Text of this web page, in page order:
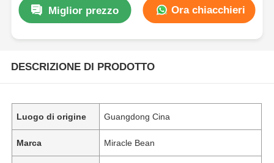
Miglior prezzo Ora chiacchieri
DESCRIZIONE DI PRODOTTO
Luogo di origine Guangdong Cina
Marca Miracle Bean